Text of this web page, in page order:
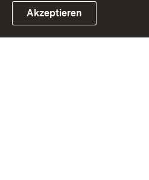
Link zum Landesportal
Akzeptieren